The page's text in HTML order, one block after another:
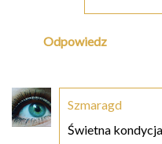
Odpowiedz
Szmaragd
Świetna